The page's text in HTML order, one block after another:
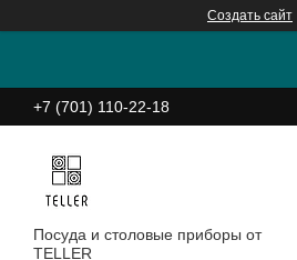
Создать сайт
+7 (701) 110-22-18
Посуда и столовые приборы от
TELLER